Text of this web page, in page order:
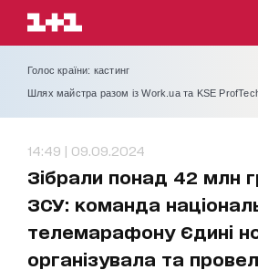
Голос країни: кастинг
Шлях майстра разом із Work.ua та KSE
14:49 | 09.09.2024
Зібрали понад 42 млн
ЗСУ: команда
телемарафону Єдині
організувала та